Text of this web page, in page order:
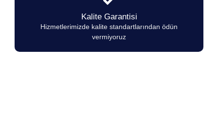
Kalite Garantisi
Hizmetlerimizde kalite standartlarından ödün
vermiyoruz